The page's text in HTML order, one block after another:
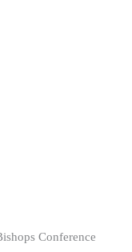
Conference